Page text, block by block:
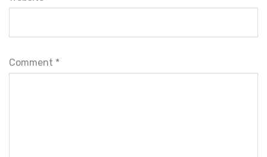
Comment *